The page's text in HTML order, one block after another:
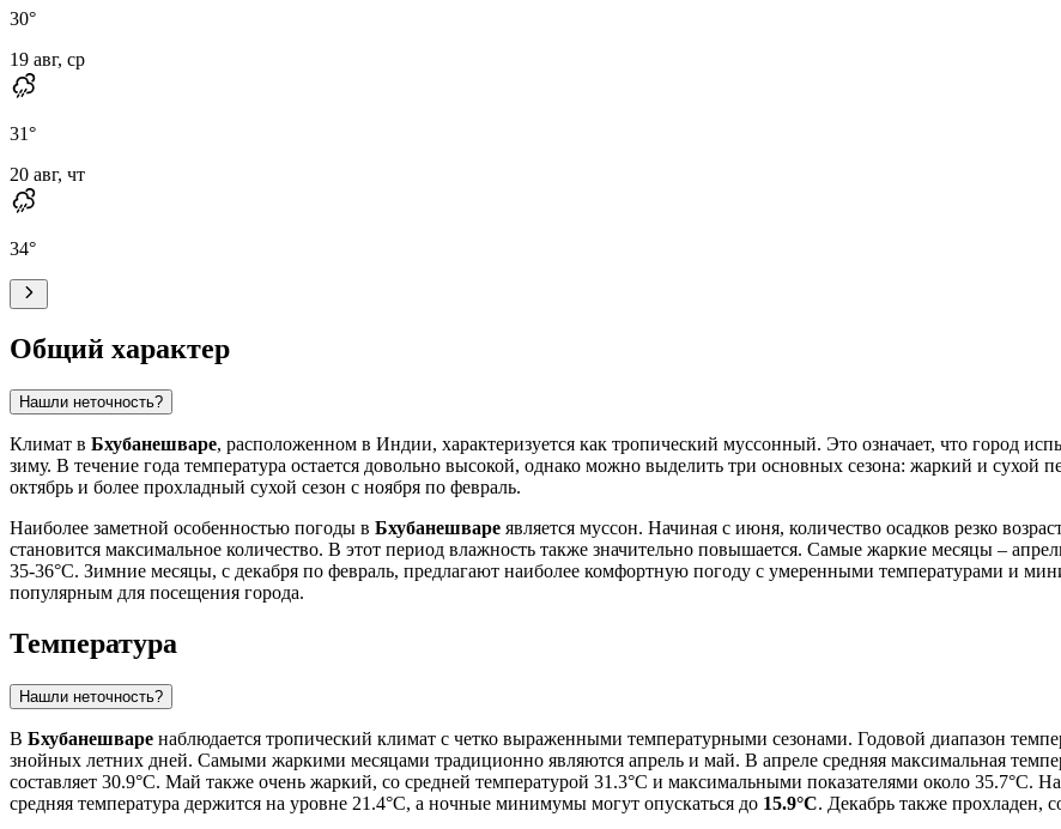
30°
19 авг, ср
31°
20 авг, чт
34°
Общий характер
Нашли неточность?
Климат в Бхубанешваре, расположенном в Индии, характеризуется как тропический муссонный. Это означает, что город
зиму. В течение года температура остается довольно высокой, однако можно выделить три основных сезона: жаркий и
октябрь и более прохладный сухой сезон с ноября по февраль.
Наиболее заметной особенностью погоды в Бхубанешваре является муссон. Начиная с июня, количество осадков резко
становится максимальное количество. В этот период влажность также значительно повышается. Самые жаркие месяцы –
35-36°C. Зимние месяцы, с декабря по февраль, предлагают наиболее комфортную погоду с умеренными температурами и
популярным для посещения города.
Температура
Нашли неточность?
В Бхубанешваре наблюдается тропический климат с четко выраженными температурными сезонами. Годовой диапазон
знойных летних дней. Самыми жаркими месяцами традиционно являются апрель и май. В апреле средняя максимальная
составляет 30.9°C. Май также очень жаркий, со средней температурой 31.3°C и максимальными показателями около 35.7°C.
средняя температура держится на уровне 21.4°C, а ночные минимумы могут опускаться до 15.9°C. Декабрь также прохладен,